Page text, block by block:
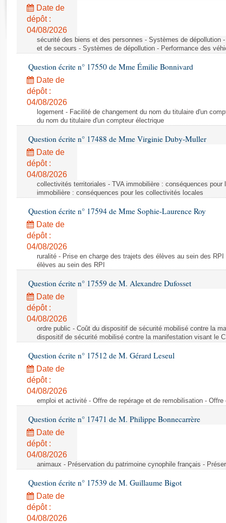
Rapports législatifs
Rapports sur l'application des lois
Baromètre de l’application des lois
Dossiers législatifs
Budget et sécurité sociale
Questions écrites et orales
Comptes rendus des débats
Date de
dépôt :
04/08/2026
sécurité des biens et des personnes - Systèmes de dépollution
et de secours - Systèmes de dépollution - Performance des
Question écrite n° 17550 de Mme Émilie Bonnivard
Date de
dépôt :
04/08/2026
logement - Facilité de changement du nom du titulaire d'un
du nom du titulaire d'un compteur électrique
Question écrite n° 17488 de Mme Virginie Duby-Muller
Date de
dépôt :
04/08/2026
collectivités territoriales - TVA immobilière : conséquences
immobilière : conséquences pour les collectivités locales
Question écrite n° 17594 de Mme Sophie-Laurence Roy
Date de
dépôt :
04/08/2026
ruralité - Prise en charge des trajets des élèves au sein des
élèves au sein des RPI
Question écrite n° 17559 de M. Alexandre Dufosset
Date de
dépôt :
04/08/2026
ordre public - Coût du dispositif de sécurité mobilisé contre la
dispositif de sécurité mobilisé contre la manifestation visant le
Question écrite n° 17512 de M. Gérard Leseul
Date de
dépôt :
04/08/2026
emploi et activité - Offre de repérage et de remobilisation -
Question écrite n° 17471 de M. Philippe Bonnecarrère
Date de
dépôt :
04/08/2026
animaux - Préservation du patrimoine cynophile français -
Question écrite n° 17539 de M. Guillaume Bigot
Date de
dépôt :
04/08/2026